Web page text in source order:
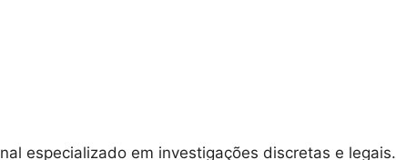
especializado em investigações discretas e legais.